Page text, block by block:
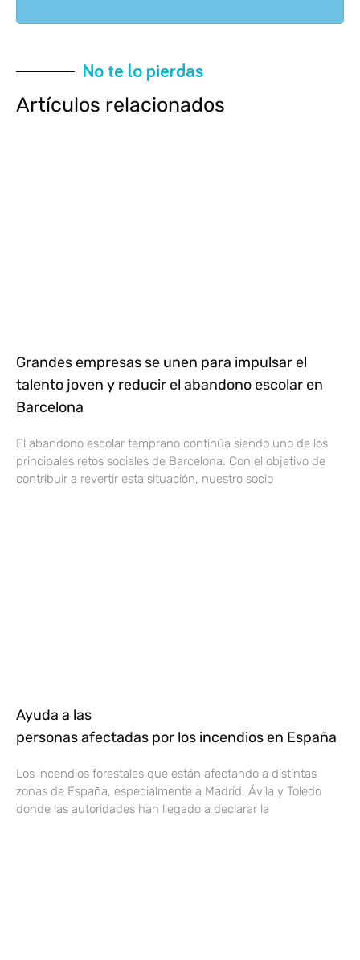
No te lo pierdas
Artículos relacionados
Grandes empresas se unen para impulsar el
talento joven y reducir el abandono escolar en
Barcelona
El abandono escolar temprano continúa siendo uno de los
principales retos sociales de Barcelona. Con el objetivo de
contribuir a revertir esta situación, nuestro socio
Ayuda a las
personas afectadas por los incendios en España
Los incendios forestales que están afectando a distintas
zonas de España, especialmente a Madrid, Ávila y Toledo
donde las autoridades han llegado a declarar la